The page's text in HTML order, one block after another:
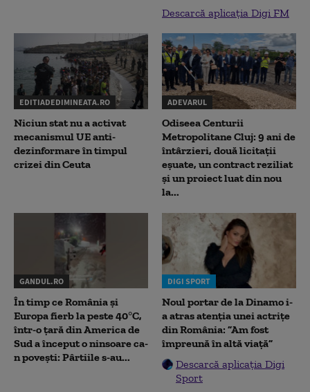
Descarcă aplicația Digi FM
EDITIADEDIMINEATA.RO
Niciun stat nu a activat
mecanismul UE anti-
dezinformare în timpul
crizei din Ceuta
ADEVARUL
Odiseea Centurii
Metropolitane Cluj: 9 ani de
întârzieri, două licitații
eșuate, un contract reziliat
și un proiect luat din nou
la...
GANDUL.RO
În timp ce România și
Europa fierb la peste 40°C,
într-o țară din America de
Sud a început o ninsoare ca-
n povești: Pârtiile s-au...
DIGI SPORT
Noul portar de la Dinamo i-
a atras atenția unei actrițe
din România: ”Am fost
împreună în altă viață”
Descarcă aplicația Digi
Sport